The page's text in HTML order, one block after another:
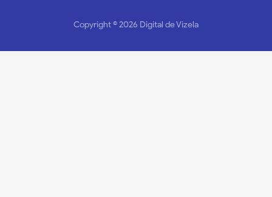
Copyright ©2026 Digital de Vizela